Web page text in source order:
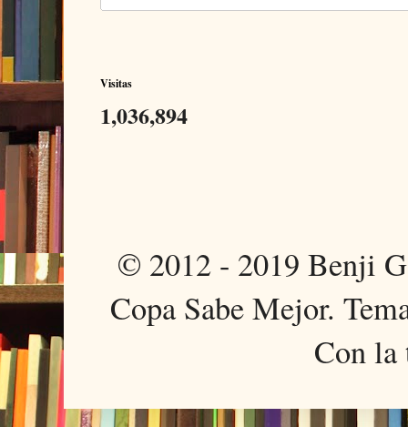
Visitas
1,036,894
© 2012 - 2019 Benji
Copa Sabe Mejor.
Con